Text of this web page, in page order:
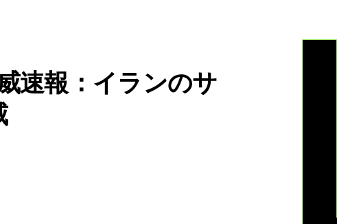
速報：イランのサ